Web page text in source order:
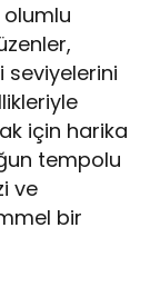
olumlu
seviyelerini
için harika
tempolu
ve
bir